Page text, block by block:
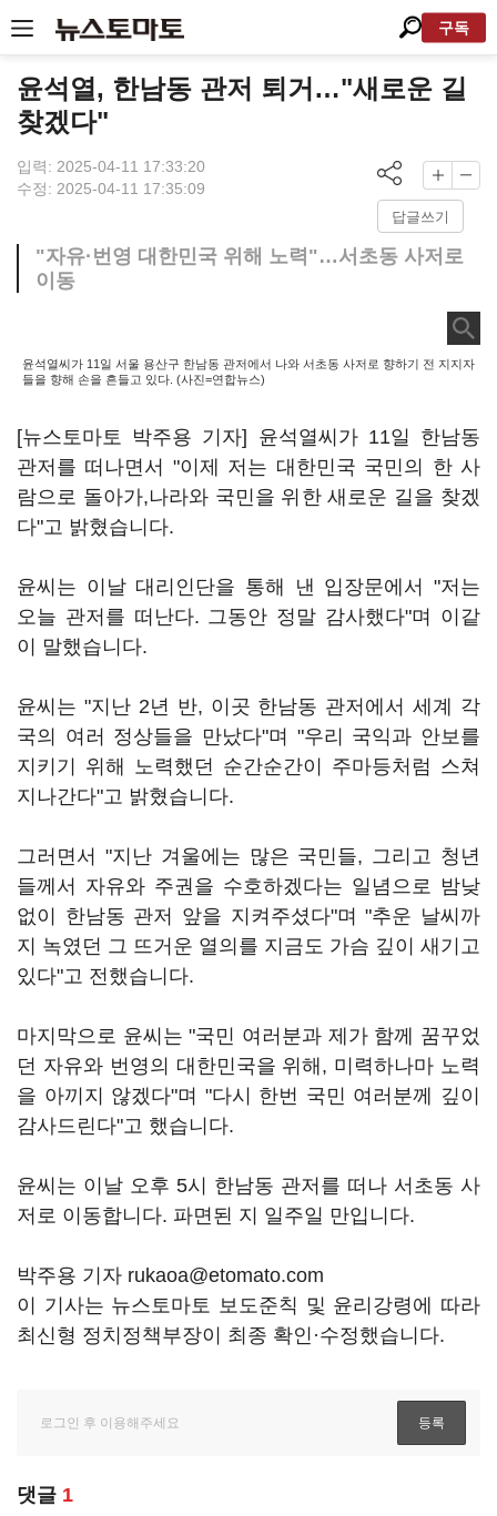
구독
윤석열, 한남동 관저 퇴거…"새로운 길
찾겠다"
입력: 2025-04-11 17:33:20
수정: 2025-04-11 17:35:09
답글쓰기
"자유·번영 대한민국 위해 노력"…서초동 사저로
이동
윤석열씨가 11일 서울 용산구 한남동 관저에서 나와 서초동 사저로 향하기 전 지지자
들을 향해 손을 흔들고 있다. (사진=연합뉴스)
[뉴스토마토 박주용 기자] 윤석열씨가 11일 한남동
관저를 떠나면서 "이제 저는 대한민국 국민의 한 사
람으로 돌아가,나라와 국민을 위한 새로운 길을 찾겠
다"고 밝혔습니다.
윤씨는 이날 대리인단을 통해 낸 입장문에서 "저는
오늘 관저를 떠난다. 그동안 정말 감사했다"며 이같
이 말했습니다.
윤씨는 "지난 2년 반, 이곳 한남동 관저에서 세계 각
국의 여러 정상들을 만났다"며 "우리 국익과 안보를
지키기 위해 노력했던 순간순간이 주마등처럼 스쳐
지나간다"고 밝혔습니다.
그러면서 "지난 겨울에는 많은 국민들, 그리고 청년
들께서 자유와 주권을 수호하겠다는 일념으로 밤낮
없이 한남동 관저 앞을 지켜주셨다"며 "추운 날씨까
지 녹였던 그 뜨거운 열의를 지금도 가슴 깊이 새기고
있다"고 전했습니다.
마지막으로 윤씨는 "국민 여러분과 제가 함께 꿈꾸었
던 자유와 번영의 대한민국을 위해, 미력하나마 노력
을 아끼지 않겠다"며 "다시 한번 국민 여러분께 깊이
감사드린다"고 했습니다.
윤씨는 이날 오후 5시 한남동 관저를 떠나 서초동 사
저로 이동합니다. 파면된 지 일주일 만입니다.
박주용 기자 rukaoa@etomato.com
이 기사는 뉴스토마토 보도준칙 및 윤리강령에 따라
최신형 정치정책부장이 최종 확인·수정했습니다.
댓글 1